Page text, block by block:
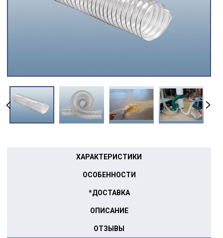
ХАРАКТЕРИСТИКИ
ОСОБЕННОСТИ
*ДОСТАВКА
ОПИСАНИЕ
ОТЗЫВЫ